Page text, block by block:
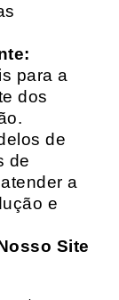
para a
dos
de
de
a
e
Site